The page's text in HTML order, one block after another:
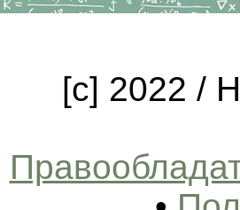
[c] 2022 /